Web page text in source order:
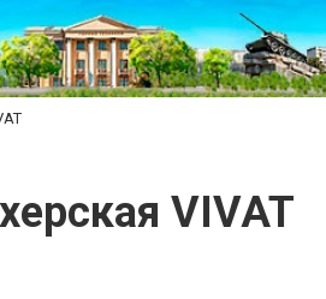
VIVAT